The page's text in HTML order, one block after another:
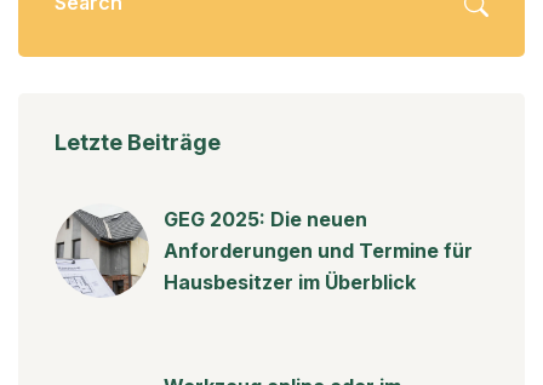
Letzte Beiträge
GEG 2025: Die neuen
Anforderungen und Termine für
Hausbesitzer im Überblick